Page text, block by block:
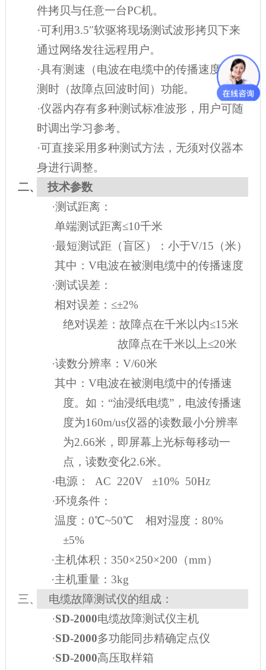
件拷贝与任意一台PC机。
·可利用3.5″软驱将现场测试波形拷贝下来
通过网络发往远程用户。
·具有测速（电波在电缆中的传播速度）及
测时（故障点回波时间）功能。
·仪器内存有多种测试标准波形，用户可随
时调出学习参考。
·可直接采用多种测试方法，无须对仪器本
身进行调整。
二、
技术参数
·测试距离：
单端测试距离≤10千米
·最短测试距（盲区）：小于V/15（米）
其中：V电波在被测电缆中的传播速度
·测试误差：
相对误差：≤±2%
绝对误差：故障点在千米以内≤15米
故障点在千米以上≤20米
·读数分辨率：V/60米
其中：V电波在被测电缆中的传播速
度。如：“油浸纸电缆”，电波传播速
度为160m/us仪器的读数最小分辨率
为2.66米，即屏幕上光标每移动一
点，读数变化2.6米。
·电源： AC 220V ±10% 50HZ
·环境条件：
温度：0℃~50℃ 相对湿度：80%
±5%
·主机体积：350×250×200（mm）
·主机重量：3kg
三、
电缆故障测试仪的组成：
·SD-2000电缆故障测试仪主机
·SD-2000多功能同步精确定点仪
·SD-2000高压取样箱